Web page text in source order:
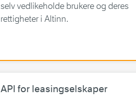
selv vedlikeholde brukere og deres
rettigheter i Altinn.
API for leasingselskaper